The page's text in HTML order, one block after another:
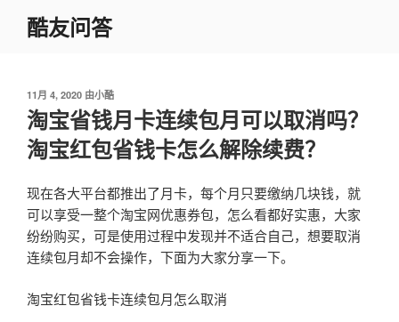
酷友问答
发
布
于
11月 4, 2020 由小酷
淘宝省钱月卡连续包月可以取消吗？
淘宝红包省钱卡怎么解除续费？
现在各大平台都推出了月卡，每个月只要缴纳几块钱，就
可以享受一整个淘宝网优惠券包，怎么看都好实惠，大家
纷纷购买，可是使用过程中发现并不适合自己，想要取消
连续包月却不会操作，下面为大家分享一下。
淘宝红包省钱卡连续包月怎么取消